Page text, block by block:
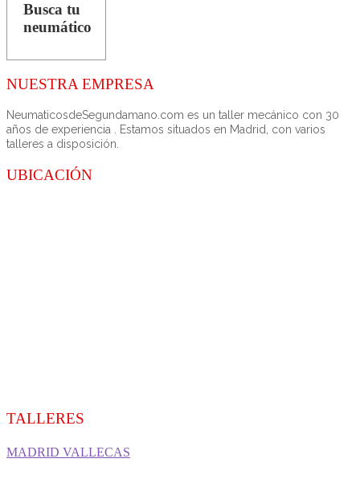
Busca tu
neumático
NUESTRA EMPRESA
NeumaticosdeSegundamano.com es un taller mecánico con 30
años de experiencia . Estamos situados en Madrid, con varios
talleres a disposición.
UBICACIÓN
TALLERES
MADRID VALLECAS